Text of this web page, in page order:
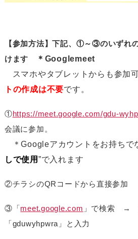
【参加方法】下記、①～③のいずれ
けます
＊Googlemeet
スマホやタブレットからも参加
トの作成は不要です。
①https://meet.google.com/gdu-
会議に参加。
＊Googleアカウントをお持ちで
しで使用 ”で入れます
②チラシのQRコードから直接参加
③「meet.google.com 」で検索 →
「gduwyhpwra」と入力